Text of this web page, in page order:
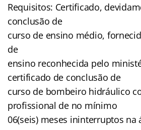
Requisitos: Certificado,
conclusão de
curso de ensino médio,
de
ensino reconhecida pelo
certificado de conclusão de
curso de bombeiro hidráulico
profissional de no mínimo
06(seis) meses ininterruptos na